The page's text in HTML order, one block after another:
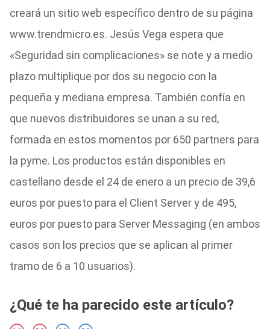
creará un sitio web específico dentro de su página
www.trendmicro.es. Jesús Vega espera que
«Seguridad sin complicaciones» se note y a medio
plazo multiplique por dos su negocio con la
pequeña y mediana empresa. También confía en
que nuevos distribuidores se unan a su red,
formada en estos momentos por 650 partners para
la pyme. Los productos están disponibles en
castellano desde el 24 de enero a un precio de 39,6
euros por puesto para el Client Server y de 495,
euros por puesto para Server Messaging (en ambos
casos son los precios que se aplican al primer
tramo de 6 a 10 usuarios).
¿Qué te ha parecido este artículo?